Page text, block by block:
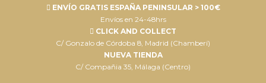
ENVÍO GRATIS ESPAÑA PENINSULAR > 100€
Envíos en 24-48hrs
CLICK AND COLLECT
C/ Gonzalo de Córdoba 8, Madrid (Chamberí)
NUEVA TIENDA
C/ Compañia 35, Málaga (Centro)